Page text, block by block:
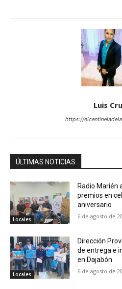
Luis
https://
ÚLTIMAS NOTICIAS
Locales
Radio Marién
premios en
aniversario
6 de agosto de
Locales
Dirección
de entrega e
en Dajabón
6 de agosto de